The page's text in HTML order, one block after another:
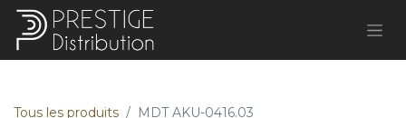
Tous les produits MDT AKU-0416.03